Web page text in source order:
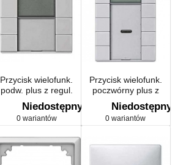
Przycisk wielofunk.
podw. plus z regul.
temp. Artec/Antique
Niedostępny
0 wariantów
Przycisk wielofunk.
poczwórny plus z
regul. temp.
Artec/Antique
Niedostępny
0 wariantów